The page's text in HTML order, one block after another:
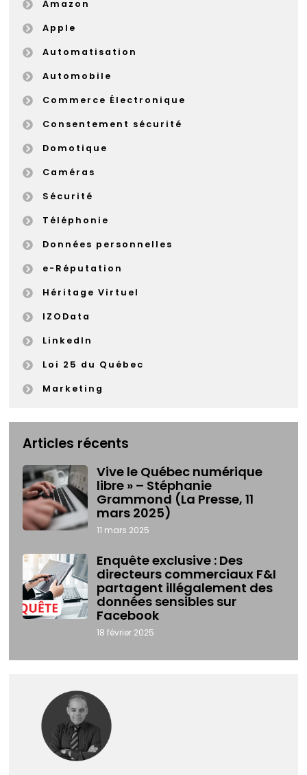
Amazon
Apple
Automatisation
Automobile
Commerce Électronique
Consentement sécurité
Domotique
Caméras
Sécurité
Téléphonie
Données personnelles
e-Réputation
Héritage Virtuel
IZOData
LinkedIn
Loi 25 du Québec
Marketing
Articles récents
Vive le Québec numérique
libre » – Stéphanie
Grammond (La Presse, 11
mars 2025)
11 mars 2025
Enquête exclusive : Des
directeurs commerciaux F&I
partagent illégalement des
données sensibles sur
Facebook
18 février 2025